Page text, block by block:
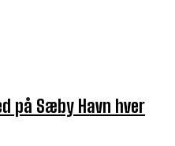
på Sæby Havn hver